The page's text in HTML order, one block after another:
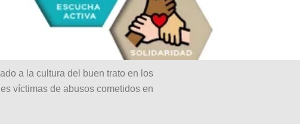
a la cultura del buen trato en los
víctimas de abusos cometidos en